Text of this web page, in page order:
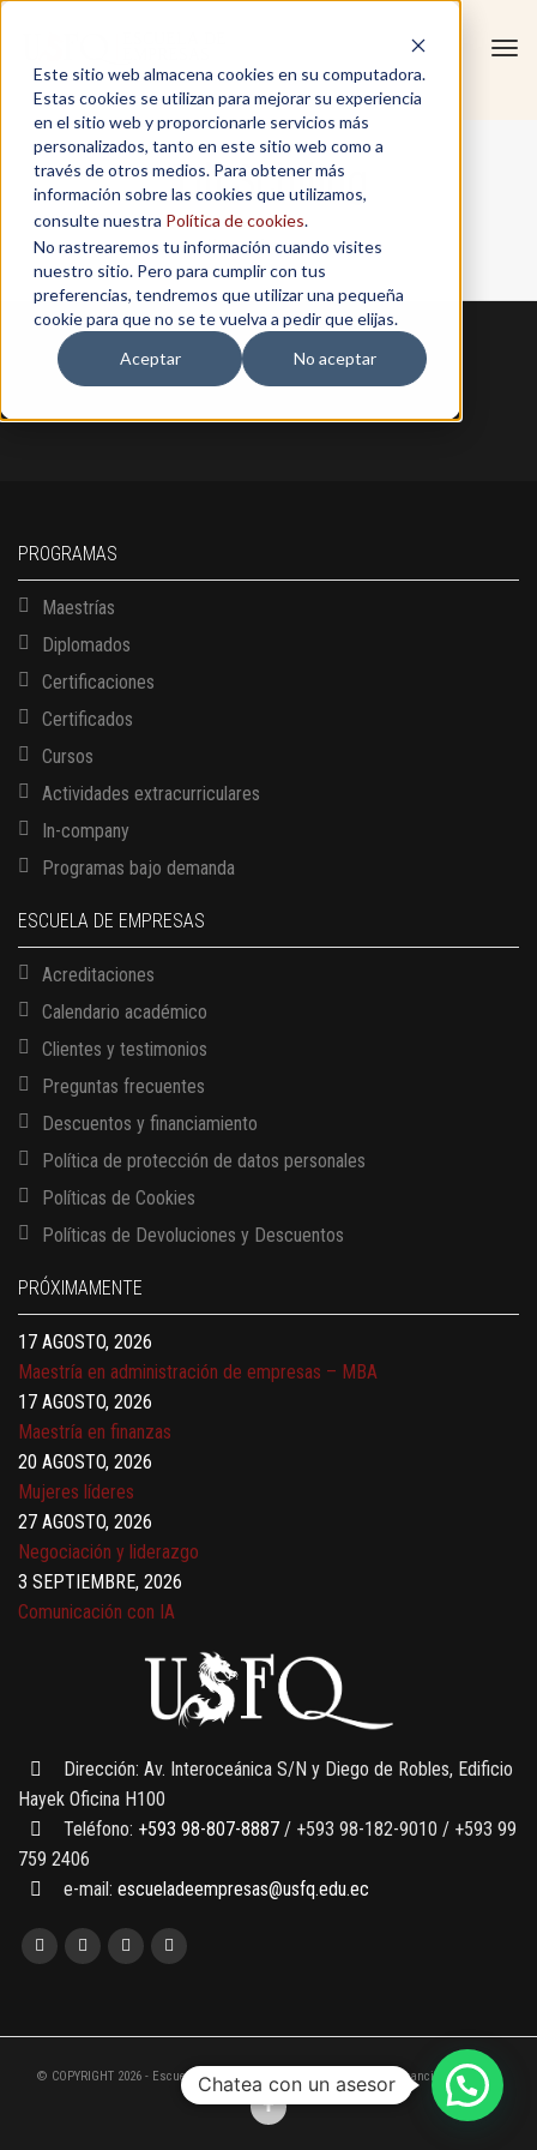
Este sitio web almacena cookies en su computadora.
Estas cookies se utilizan para mejorar su experiencia
en el sitio web y proporcionarle servicios más
personalizados, tanto en este sitio web como a
través de otros medios. Para obtener más
información sobre las cookies que utilizamos,
consulte nuestra Política de cookies.
No rastrearemos tu información cuando visites
nuestro sitio. Pero para cumplir con tus
preferencias, tendremos que utilizar una pequeña
cookie para que no se te vuelva a pedir que elijas.
Aceptar
No aceptar
Till Schiling
Home / Till Schiling
PROGRAMAS
Maestrías
Diplomados
Certificaciones
Certificados
Cursos
Actividades extracurriculares
In-company
Programas bajo demanda
ESCUELA DE EMPRESAS
Acreditaciones
Calendario académico
Clientes y testimonios
Preguntas frecuentes
Descuentos y financiamiento
Política de protección de datos personales
Políticas de Cookies
Políticas de Devoluciones y Descuentos
PRÓXIMAMENTE
13 AGOSTO, 2026
17 AGOSTO, 2026
Gerencia de empresas familiares
17 AGOSTO, 2026
Maestría en administración de empresas – MBA
17 AGOSTO, 2026
Maestría en finanzas
20 AGOSTO, 2026
Mujeres líderes
27 AGOSTO, 2026
Negociación y liderazgo
3 SEPTIEMBRE, 2026
Comunicación con IA
Gobernanza de datos
13 AGOSTO, 2026
Finanzas para no financieros
Dirección: Av. Interoceánica S/N y Diego de Robles, Edificio
Hayek Oficina H100
Teléfono: +593 98-807-8887 / +593 98-182-9010 / +593 99
759 2406
e-mail: escueladeempresas@usfq.edu.ec
© COPYRIGHT 2026 - Escuela de Empresas de la Universidad San Francisco de Quito
Chatea con un asesor